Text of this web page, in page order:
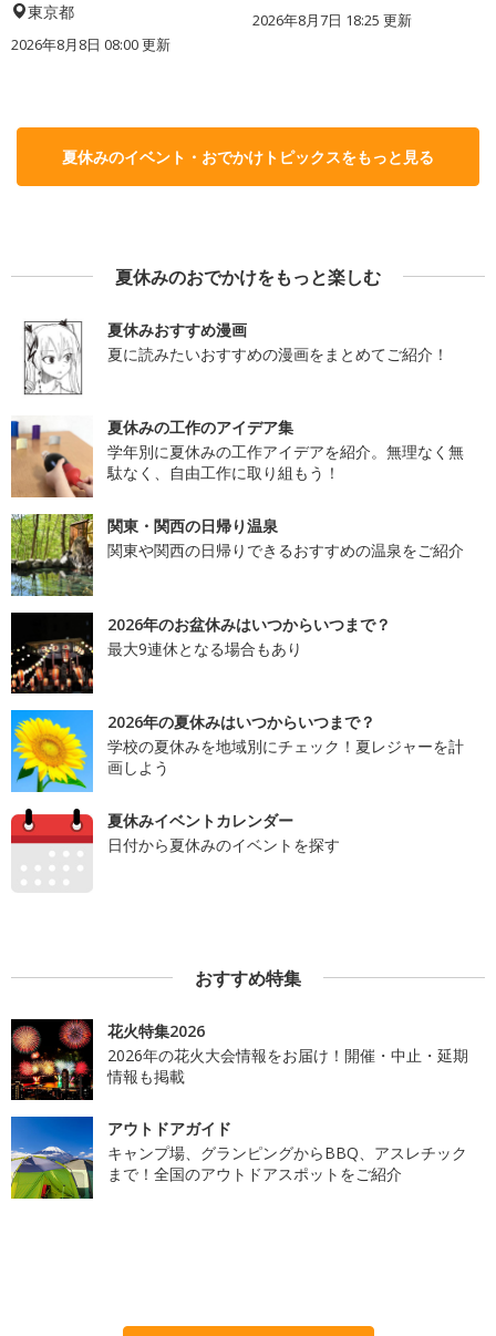
東京都
2026年8月8日 08:00更新
2026年8月7日 18:25 更新
夏休みのイベント・おでかけトピックスをもっと見る
夏休みのおでかけをもっと楽しむ
夏休みおすすめ漫画
夏に読みたいおすすめの漫画をまとめてご紹介！
夏休みの工作のアイデア集
学年別に夏休みの工作アイデアを紹介。無理なく無
駄なく、自由工作に取り組もう！
関東・関西の日帰り温泉
関東や関西の日帰りできるおすすめの温泉をご紹介
2026年のお盆休みはいつからいつまで？
最大9連休となる場合もあり
2026年の夏休みはいつからいつまで？
学校の夏休みを地域別にチェック！夏レジャーを計
画しよう
夏休みイベントカレンダー
日付から夏休みのイベントを探す
おすすめ特集
花火特集2026
2026年の花火大会情報をお届け！開催・中止・延期
情報も掲載
アウトドアガイド
キャンプ場、グランピングからBBQ、アスレチック
まで！全国のアウトドアスポットをご紹介